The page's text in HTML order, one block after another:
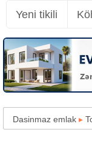
Yeni tikili
Dasinmaz emlak ▸